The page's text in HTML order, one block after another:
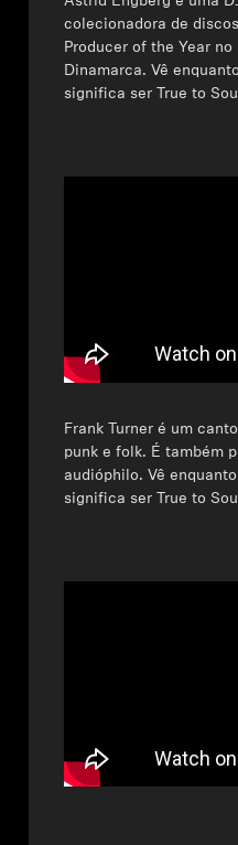
colecionadora de
Producer of the Year
Dinamarca. Vê
significa ser True to
Frank Turner é um
punk e folk. É também
audióphilo. Vê
significa ser True to